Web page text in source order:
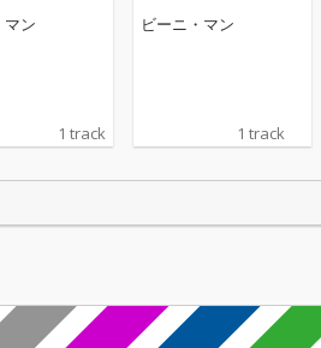
マン
1 track
ビーニ・マン
1 track